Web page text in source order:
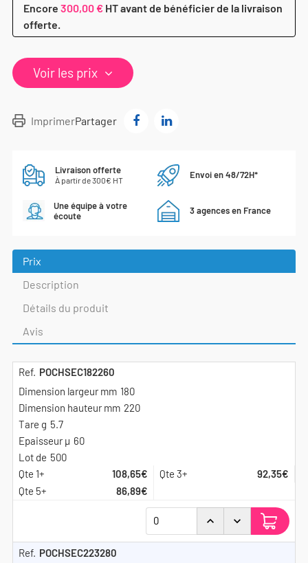
Encore 300,00 € HT avant de bénéficier de la livraison
offerte.
Voir les prix
ImprimerPartager
Livraison offerte
À partir de 300€ HT Envoi en 48/72H*
Une équipe à votre
écoute
3 agences en France
Prix
Description
Détails du produit
Avis
POCHSEC182260
180
220
5.7
60
500
108,65€
92,35€
86,89€
POCHSEC223280